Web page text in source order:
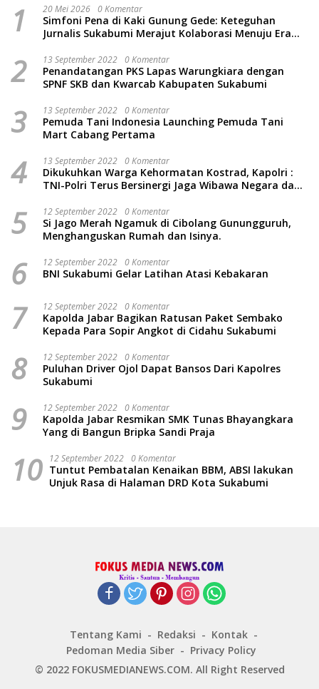
1 20 Mei 2026 0 Komentar
Simfoni Pena di Kaki Gunung Gede: Keteguhan
Jurnalis Sukabumi Merajut Kolaborasi Menuju Era
2 13 September 2022 0 Komentar
Penandatangan PKS Lapas Warungkiara dengan
SPNF SKB dan Kwarcab Kabupaten Sukabumi
3 13 September 2022 0 Komentar
Pemuda Tani Indonesia Launching Pemuda Tani
Mart Cabang Pertama
4 13 September 2022 0 Komentar
Dikukuhkan Warga Kehormatan Kostrad, Kapolri :
TNI-Polri Terus Bersinergi Jaga Wibawa Negara dan
5 12 September 2022 0 Komentar
Si Jago Merah Ngamuk di Cibolang Gunungguruh,
Menghanguskan Rumah dan Isinya.
6 12 September 2022 0 Komentar
BNI Sukabumi Gelar Latihan Atasi Kebakaran
7 12 September 2022 0 Komentar
Kapolda Jabar Bagikan Ratusan Paket Sembako
Kepada Para Sopir Angkot di Cidahu Sukabumi
8 12 September 2022 0 Komentar
Puluhan Driver Ojol Dapat Bansos Dari Kapolres
Sukabumi
9 12 September 2022 0 Komentar
Kapolda Jabar Resmikan SMK Tunas Bhayangkara
Yang di Bangun Bripka Sandi Praja
10 12 September 2022 0 Komentar
Tuntut Pembatalan Kenaikan BBM, ABSI lakukan
Unjuk Rasa di Halaman DRD Kota Sukabumi
Tentang Kami Redaksi
Kontak
Pedoman Media Siber
Privacy Policy
© 2022 FOKUSMEDIANEWS.COM. All Right Reserved